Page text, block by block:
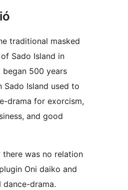
traditional masked
Sado Island in
began 500 years
Sado Island used to
drama for exorcism,
and good
was no relation
Oni daiko and
drama.